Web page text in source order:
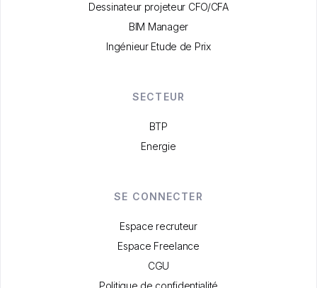
Dessinateur projeteur CFO/CFA
BIM Manager
Ingénieur Etude de Prix
SECTEUR
BTP
Energie
SE CONNECTER
Espace recruteur
Espace Freelance
CGU
Politique de confidentialité